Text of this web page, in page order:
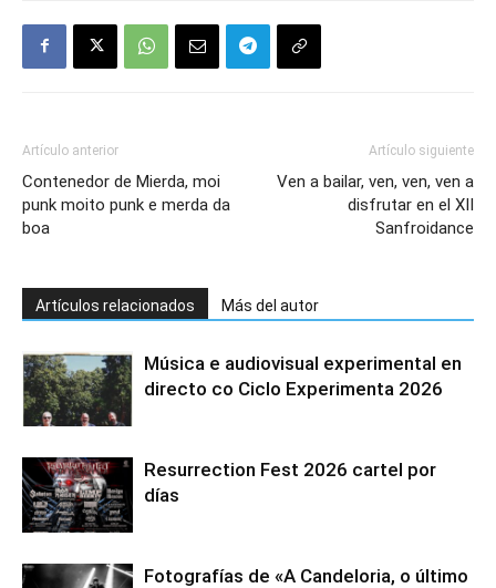
Artículo anterior
Contenedor de Mierda, moi
punk moito punk e merda da
boa
Artículo siguiente
Ven a bailar, ven, ven, ven a
disfrutar en el XII
Sanfroidance
Artículos relacionados Más del autor
Música e audiovisual experimental en
directo co Ciclo Experimenta 2026
Resurrection Fest 2026 cartel por
días
Fotografías de «A Candeloria, o último